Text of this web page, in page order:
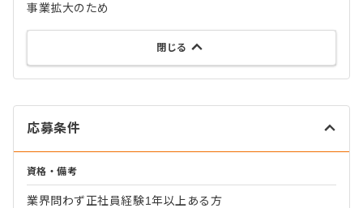
事業拡大のため
閉じる
応募条件
資格・備考
業界問わず正社員経験1年以上ある方